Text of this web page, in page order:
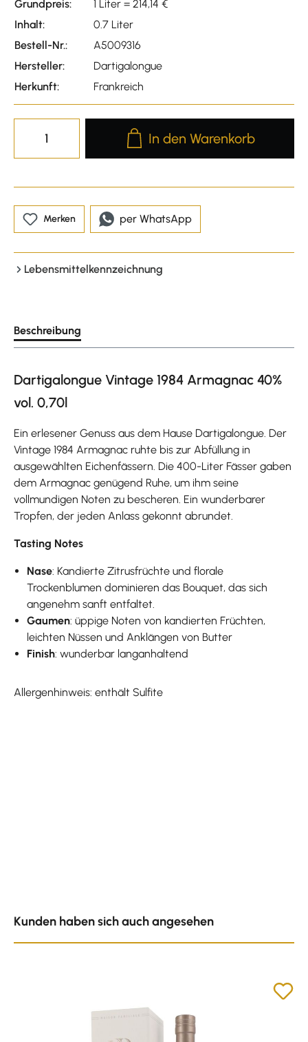
Grundpreis:
1 Liter = 214,14 €
Inhalt:
0.7 Liter
Bestell-Nr.:
A5009316
Hersteller:
Dartigalongue
Herkunft:
Frankreich
Produkt Anzahl: Gib den
In den Warenkorb
Merken per WhatsApp
Lebensmittelkennzeichnung
Beschreibung
Dartigalongue Vintage 1984 Armagnac 40%
vol. 0,70l
Ein erlesener Genuss aus dem Hause Dartigalongue. Der
Vintage 1984 Armagnac ruhte bis zur Abfüllung in
ausgewählten Eichenfässern. Die 400-Liter Fässer gaben
dem Armagnac genügend Ruhe, um ihm seine
vollmundigen Noten zu bescheren. Ein wunderbarer
Tropfen, der jeden Anlass gekonnt abrundet.
Tasting Notes
Nase: Kandierte Zitrusfrüchte und florale
Trockenblumen dominieren das Bouquet, das sich
angenehm sanft entfaltet.
Gaumen: üppige Noten von kandierten Früchten,
leichten Nüssen und Anklängen von Butter
Finish: wunderbar langanhaltend
Allergenhinweis: enthält Sulfite
Kunden haben sich auch angesehen